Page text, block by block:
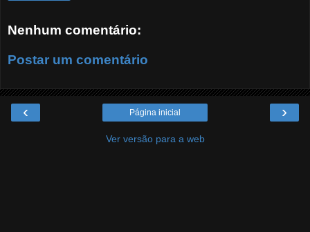
Nenhum comentário:
Postar um comentário
‹ ›
Página inicial
Ver versão para a web